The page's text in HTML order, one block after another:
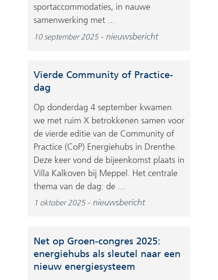
sportaccommodaties, in nauwe
samenwerking met ...
10 september 2025 nieuwsbericht
Vierde Community of Practice-
dag
Op donderdag 4 september kwamen
we met ruim X betrokkenen samen voor
de vierde editie van de Community of
Practice (CoP) Energiehubs in Drenthe.
Deze keer vond de bijeenkomst plaats in
Villa Kalkoven bij Meppel. Het centrale
thema van de dag: de ...
1 oktober 2025 nieuwsbericht
Net op Groen-congres 2025:
energiehubs als sleutel naar een
nieuw energiesysteem